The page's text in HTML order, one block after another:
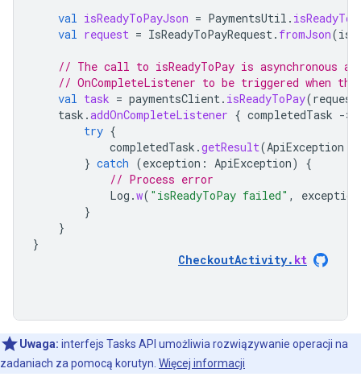
val isReadyToPayJson = PaymentsUtil .
val request = IsReadyToPayRequest. fromJson(
// The call to isReadyToPay is asynchronous
// OnCompleteListener to be triggered when
val task = paymentsClient. isReadyToPay(request
task .addOnCompleteListener { completedTask -
try {
completedTask .getResult(ApiException
} catch (exception : ApiException)
{
// Process error
Log .w( "isReadyToPay failed" , exception
}
}
}
CheckoutActivity. kt
Uwaga: interfejs Tasks API umożliwia rozwiązywanie operacji na
zadaniach za pomocą korutyn. Więcej informacji